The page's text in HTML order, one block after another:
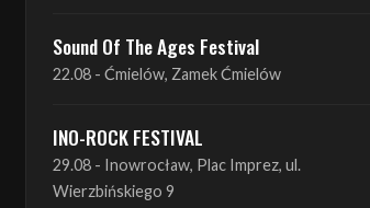
INO-ROCK FESTIVAL
29.08 - Inowrocław, Plac Imprez, ul.
ProgRockFest 2026
05.09 - Legionowo, Sala widowiskowa MOK, ul.